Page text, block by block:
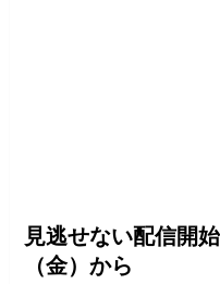
見逃せない配信開
（金）から